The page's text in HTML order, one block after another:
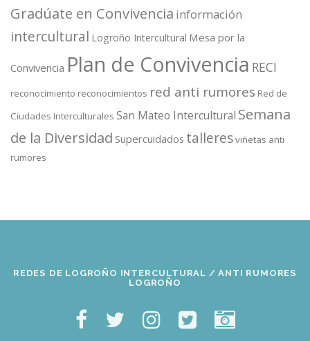
Gradúate en Convivencia información
intercultural Logroño Intercultural Mesa por la
Convivencia Plan de Convivencia RECI
reconocimiento reconocimientos red anti rumores Red de
Ciudades Interculturales San Mateo Intercultural Semana
de la Diversidad Supercuidados talleresviñetas anti
rumores
REDES DE LOGROÑO INTERCULTURAL / ANTI RUMORES
LOGROÑO